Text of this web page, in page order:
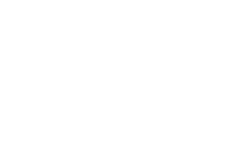
限定计划 (带